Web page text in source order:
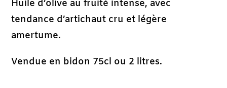
Huile d’olive au fruité intense, avec
tendance d’artichaut cru et légère
amertume.
Vendue en bidon 75cl ou 2 litres.